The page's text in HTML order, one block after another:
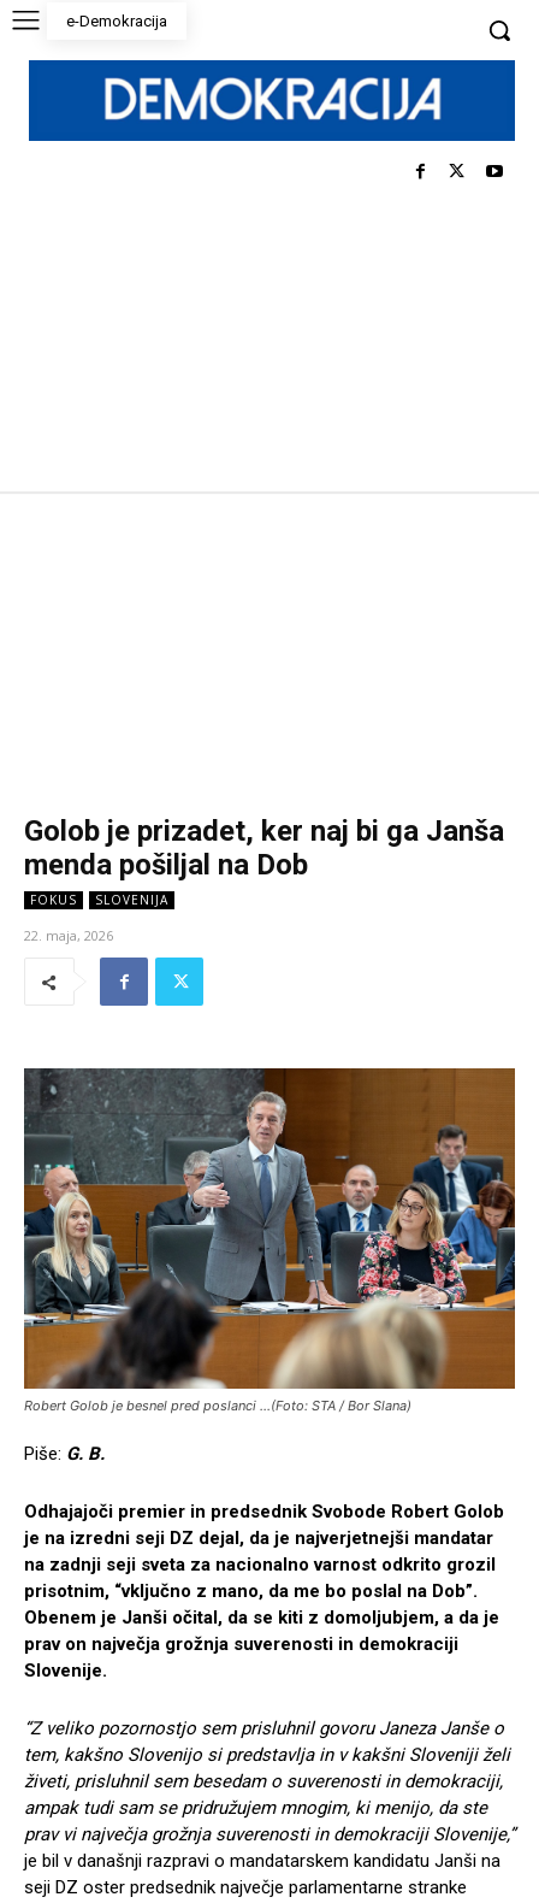
e-Demokracija
Golob je prizadet, ker naj bi ga Janša
menda pošiljal na Dob
FOKUS SLOVENIJA
22. maja, 2026
Robert Golob je besnel pred poslanci ...(Foto: STA / Bor Slana)
Piše: G. B.
Odhajajoči premier in predsednik Svobode Robert Golob
je na izredni seji DZ dejal, da je najverjetnejši mandatar
na zadnji seji sveta za nacionalno varnost odkrito grozil
prisotnim, “vključno z mano, da me bo poslal na Dob”.
Obenem je Janši očital, da se kiti z domoljubjem, a da je
prav on največja grožnja suverenosti in demokraciji
Slovenije.
“Z veliko pozornostjo sem prisluhnil govoru Janeza Janše o
tem, kakšno Slovenijo si predstavlja in v kakšni Sloveniji želi
živeti, prisluhnil sem besedam o suverenosti in demokraciji,
ampak tudi sam se pridružujem mnogim, ki menijo, da ste
prav vi največja grožnja suverenosti in demokraciji Slovenije,”
je bil v današnji razpravi o mandatarskem kandidatu Janši na
seji DZ oster predsednik največje parlamentarne stranke